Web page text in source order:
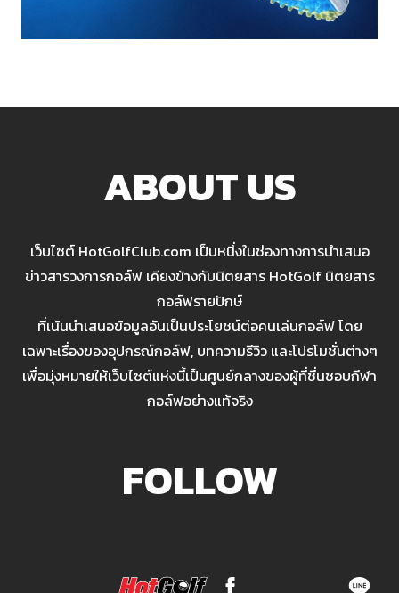
ABOUT US
เว็บไซต์ HotGolfClub.com เป็นหนึ่งในช่องทางการนำเสนอ
ข่าวสารวงการกอล์ฟ เคียงข้างกับนิตยสาร HotGolf นิตยสาร
กอล์ฟรายปักษ์
ที่เน้นนำเสนอข้อมูลอันเป็นประโยชน์ต่อคนเล่นกอล์ฟ โดย
เฉพาะเรื่องของอุปกรณ์กอล์ฟ, บทความรีวิว และโปรโมชั่นต่างๆ
เพื่อมุ่งหมายให้เว็บไซต์แห่งนี้เป็นศูนย์กลางของผู้ที่ชื่นชอบกีฬา
กอล์ฟอย่างแท้จริง
FOLLOW